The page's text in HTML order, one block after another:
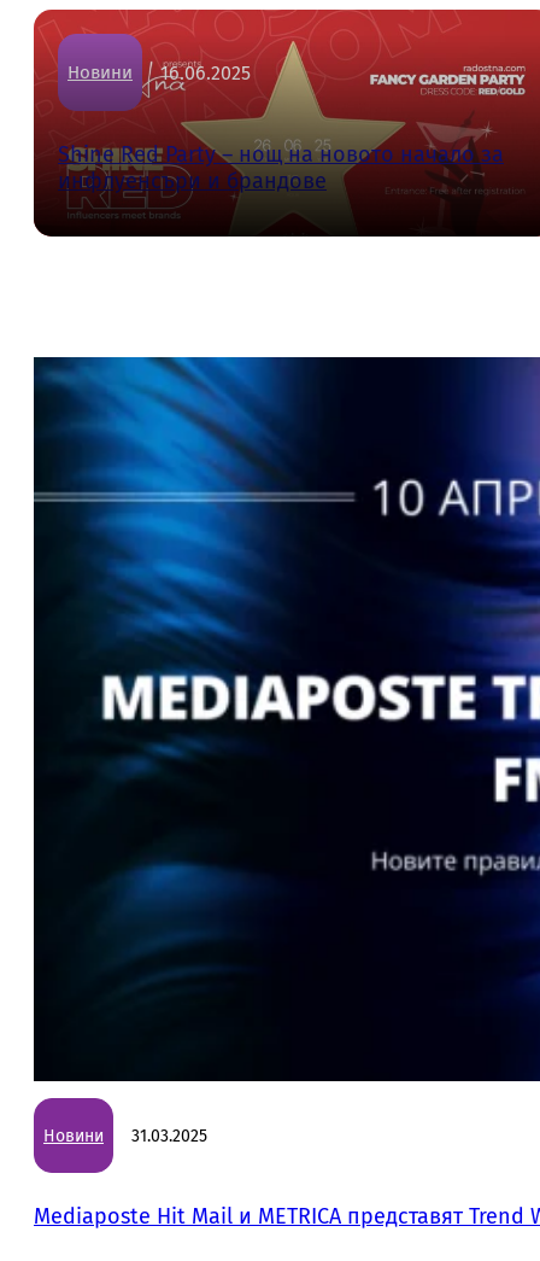
Новини 16.06.2025
Shine Red Party – нощ на новото начало за
инфлуенсъри и брандове
Новини 31.03.2025
Mediaposte Hit Mail и METRICA представят